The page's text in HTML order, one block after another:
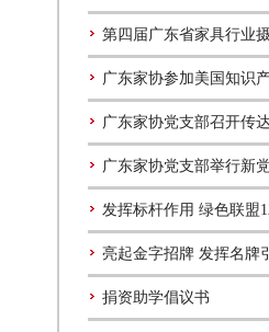
第四届广东省家具行业
广东家协参加美国知识
广东家协党支部召开传
广东家协党支部举行新
发挥标杆作用 绿色联盟
亮起金字招牌 发挥名牌
捐资助学倡议书